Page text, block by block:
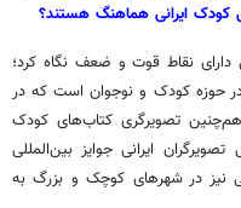
کودک ایرانی هماهنگ هستند؟
نقاط قوت و ضعف نگاه کرد؛
در حوزه کودک و نوجوان است که در
تصویرگری کتاب‌های کودک
ایرانی جوایز بین‌المللی
نیز در شهرهای کوچک و بزرگ به